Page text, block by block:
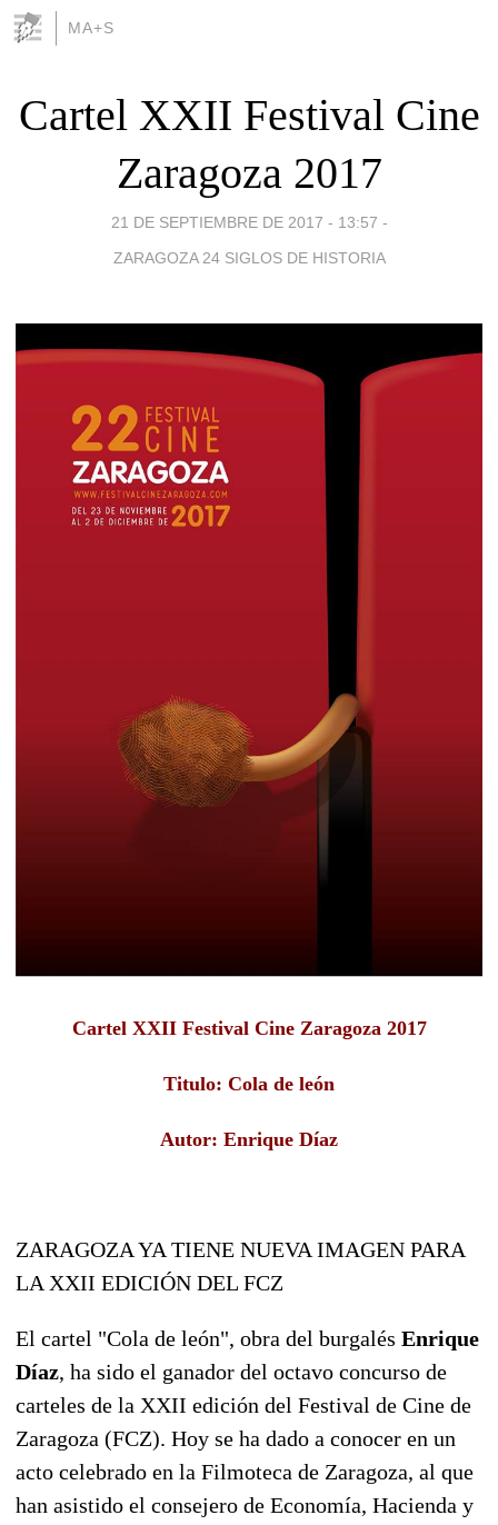
MA+S
Cartel XXII Festival Cine
Zaragoza 2017
21 DE SEPTIEMBRE DE 2017 - 13:57 -
ZARAGOZA 24 SIGLOS DE HISTORIA
Cartel XXII Festival Cine Zaragoza 2017
Titulo: Cola de león
Autor: Enrique Díaz
ZARAGOZA YA TIENE NUEVA IMAGEN PARA
LA XXII EDICIÓN DEL FCZ
El cartel "Cola de león", obra del burgalés Enrique
Díaz, ha sido el ganador del octavo concurso de
carteles de la XXII edición del Festival de Cine de
Zaragoza (FCZ). Hoy se ha dado a conocer en un
acto celebrado en la Filmoteca de Zaragoza, al que
han asistido el consejero de Economía, Hacienda y